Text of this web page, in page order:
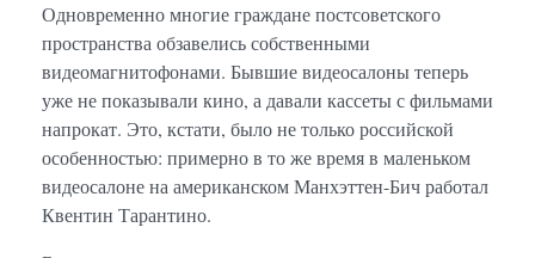
Одновременно многие граждане постсоветского
пространства обзавелись собственными
видеомагнитофонами. Бывшие видеосалоны теперь
уже не показывали кино, а давали кассеты с фильмами
напрокат. Это, кстати, было не только российской
особенностью: примерно в то же время в маленьком
видеосалоне на американском Манхэттен-Бич работал
Квентин Тарантино.